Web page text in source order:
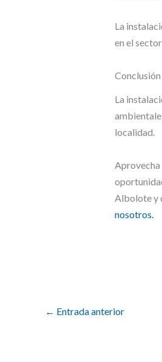
La
en el
Conclusión
La
localidad.
Albolote y
nosotros.
← Entrada anterior